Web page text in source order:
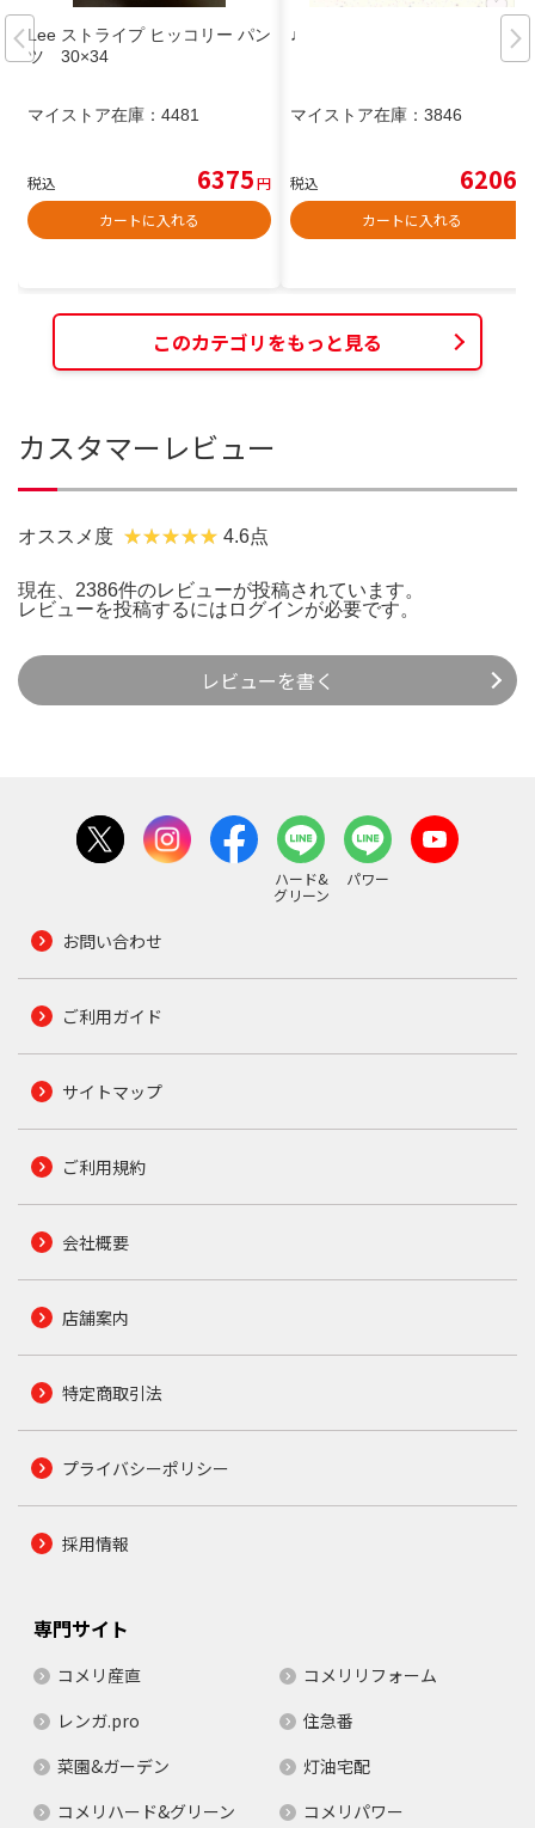
Lee ストライプ ヒッコリー パン
ツ 30×34
マイストア在庫： 4481
税込 6375円
カートに入れる
♩
マイストア在庫： 3846
税込 6206
カートに入れる
このカテゴリをもっと見る
カスタマーレビュー
オススメ度 4.6点
現在、2386件のレビューが投稿されています。
レビューを投稿するには ログインが必要です。
レビューを書く
ハード&
グリーン
パワー
お問い合わせ
ご利用ガイド
サイトマップ
ご利用規約
会社概要
店舗案内
特定商取引法
プライバシーポリシー
採用情報
専門サイト
コメリ産直
コメリリフォーム
レンガ.pro
住急番
菜園&ガーデン
灯油宅配
コメリハード&グリーン
コメリパワー